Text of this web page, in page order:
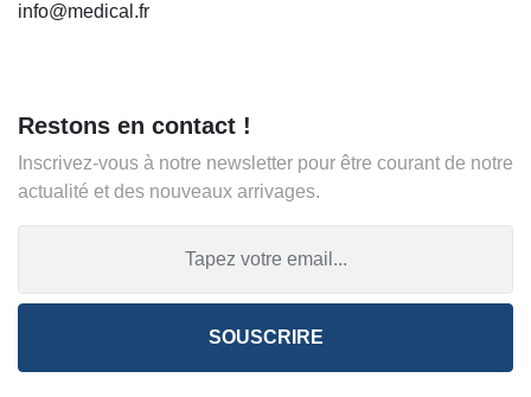
info@medical.fr
Restons en contact !
Inscrivez-vous à notre newsletter pour être courant de notre
actualité et des nouveaux arrivages.
SOUSCRIRE